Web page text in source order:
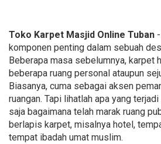
Toko Karpet Masjid Online Tuban
komponen penting dalam sebuah
Beberapa masa sebelumnya, karpet
beberapa ruang personal ataupun
Biasanya, cuma sebagai aksen
ruangan. Tapi lihatlah apa yang
saja bagaimana telah marak ruang
berlapis karpet, misalnya hotel,
tempat ibadah umat muslim.